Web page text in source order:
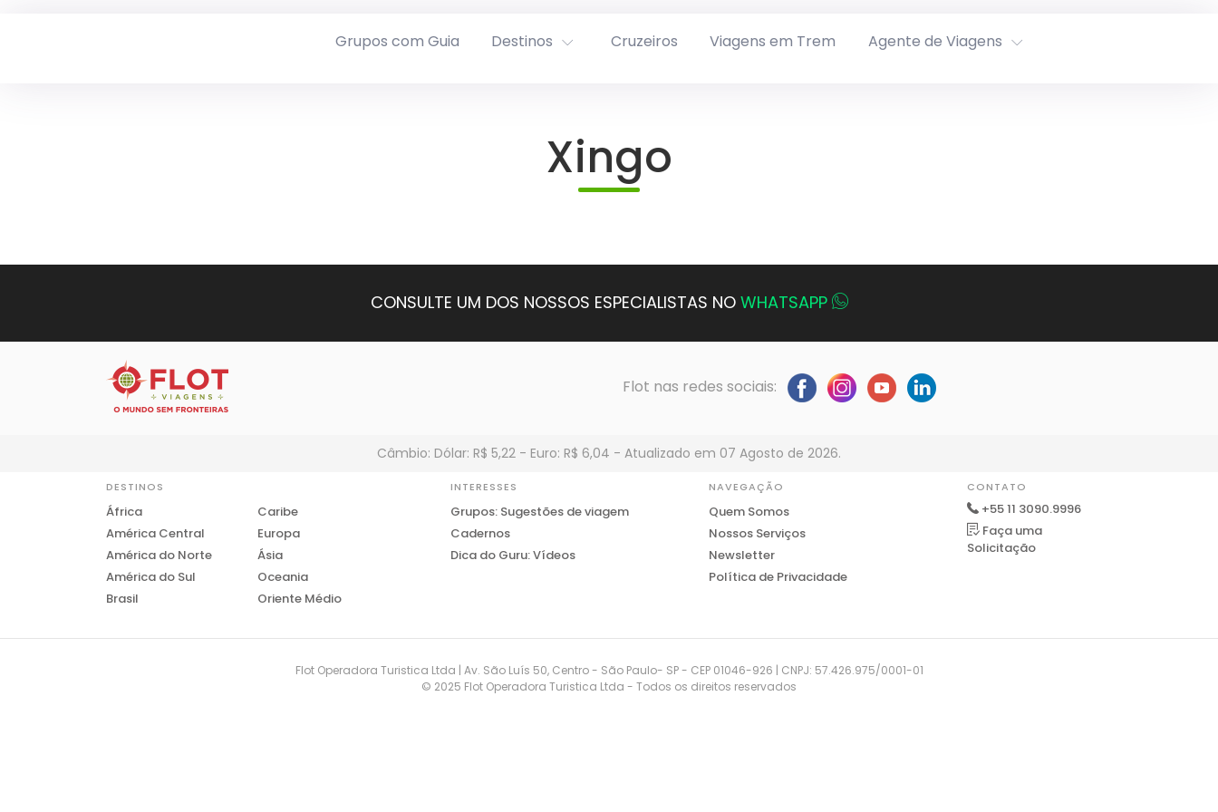
Grupos com Guia Destinos Cruzeiros Viagens em Trem Agente de Viagens
Xingo
CONSULTE UM DOS NOSSOS ESPECIALISTAS NO WHATSAPP
Flot nas redes sociais:
Câmbio: Dólar: R$ 5,22 - Euro: R$ 6,04 - Atualizado em 07 Agosto de 2026.
DESTINOS
África
América Central
América do Norte
América do Sul
Brasil
Caribe
Europa
Ásia
Oceania
Oriente Médio
INTERESSES
Grupos: Sugestões de viagem
Cadernos
Dica do Guru: Vídeos
NAVEGAÇÃO
Quem Somos
Nossos Serviços
Newsletter
Política de Privacidade
CONTATO
+55 11 3090.9996
Faça uma
Solicitação
Flot Operadora Turistica Ltda | Av. São Luís 50, Centro - São Paulo- SP - CEP 01046-926 | CNPJ: 57.426.975/0001-01
© 2025 Flot Operadora Turistica Ltda - Todos os direitos reservados